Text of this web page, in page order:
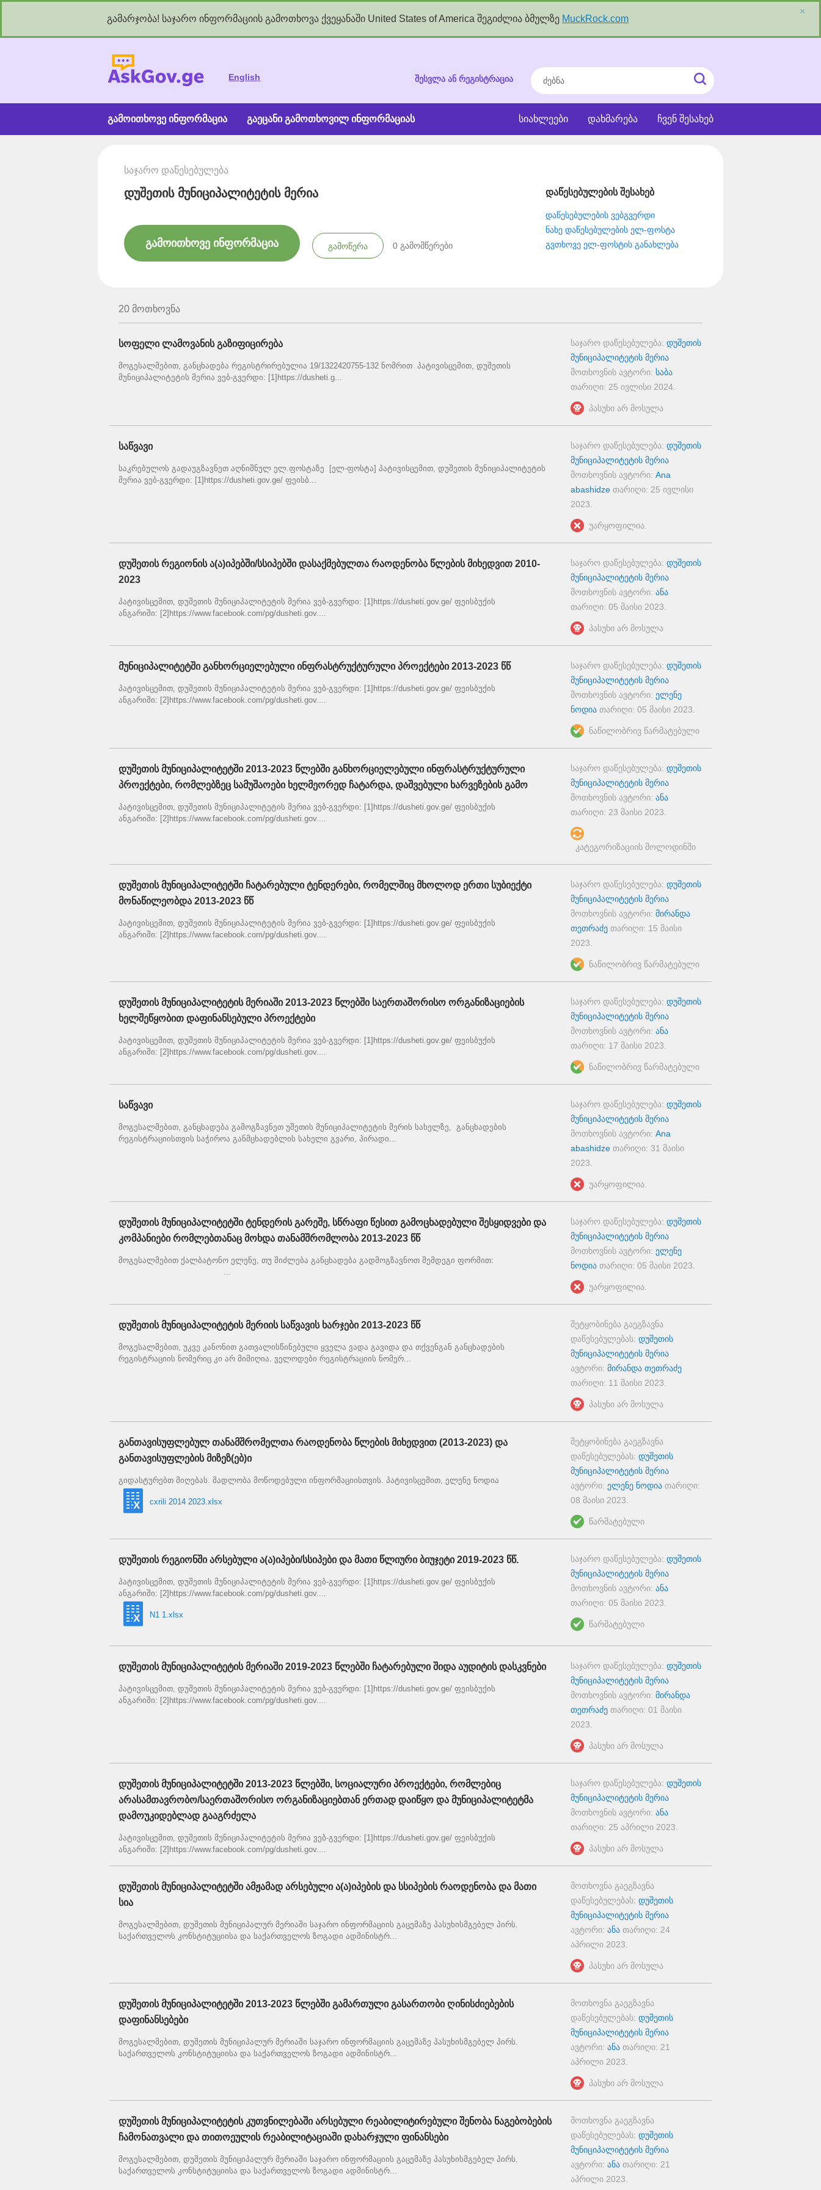
გამარჯობა! საჯარო ინფორმაციის გამოთხოვა ქვეყანაში United States of America შეგიძლია ბმულზე MuckRock.com
×
English ძებნა
ძიეების
ჩატვირთვა
შესვლა ან რეგისტრაცია
გამოითხოვე ინფორმაცია გაეცანი გამოთხოვილ ინფორმაციას ჩვენ შესახებ
დახმარება
სიახლეები
საჯარო დაწესებულება
დუშეთის მუნიციპალიტეტის მერია
გამოითხოვე ინფორმაცია გამოწერა 0 გამომწერები
დაწესებულების შესახებ
დაწესებულების ვებგვერდი
ნახე დაწესებულების ელ-ფოსტა
გვთხოვე ელ-ფოსტის განახლება
20 მოთხოვნა
სოფელი ლამოვანის გაზიფიცირება
მოგესალმებით, განცხადება რეგისტრირებულია 19/1322420755-132 ნომრით პატივისცემით, დუშეთის
მუნიციპალიტეტის მერია ვებ-გვერდი: [1]https://dusheti.g...
საჯარო დაწესებულება: დუშეთის
მუნიციპალიტეტის მერია
მოთხოვნის ავტორი: საბა
თარიღი: 25 ივლისი 2024.
პასუხი არ მოსულა
საწვავი
საკრებულოს გადაუგზავნეთ აღნიშნულ ელ.ფოსტაზე [ელ-ფოსტა] პატივისცემით, დუშეთის მუნიციპალიტეტის
მერია ვებ-გვერდი: [1]https://dusheti.gov.ge/ ფეისბ...
საჯარო დაწესებულება: დუშეთის
მუნიციპალიტეტის მერია
მოთხოვნის ავტორი: Ana
abashidzeთარიღი: 25 ივლისი
2023
უარყოფილია.
დუშეთის რეგიონის ა(ა)იპებში/სსიპებში დასაქმებულთა რაოდენობა წლების მიხედვით 2010-
2023
პატივისცემით, დუშეთის მუნიციპალიტეტის მერია ვებ-გვერდი: [1]https://dusheti.gov.ge/ ფეისბუქის
ანგარიში: [2]https://www.facebook.com/pg/dusheti.gov....
საჯარო დაწესებულება: დუშეთის
მუნიციპალიტეტის მერია
მოთხოვნის ავტორი: ანა
თარიღი: 05 მაისი 2023
პასუხი არ მოსულა
მუნიციპალიტეტში განხორციელებული ინფრასტრუქტურული პროექტები 2013-2023 წწ
პატივისცემით, დუშეთის მუნიციპალიტეტის მერია ვებ-გვერდი: [1]https://dusheti.gov.ge/ ფეისბუქის
ანგარიში: [2]https://www.facebook.com/pg/dusheti.gov....
საჯარო დაწესებულება: დუშეთის
მუნიციპალიტეტის მერია
მოთხოვნის ავტორი: ელენე
ნოდიათარიღი: 05 მაისი 2023
ნაწილობრივ წარმატებული
დუშეთის მუნიციპალიტეტში 2013-2023 წლებში განხორციელებული ინფრასტრუქტურული
პროექტები, რომლებზეც სამუშაოები ხელმეორედ ჩატარდა, დაშვებული ხარვეზების გამო
პატივისცემით, დუშეთის მუნიციპალიტეტის მერია ვებ-გვერდი: [1]https://dusheti.gov.ge/ ფეისბუქის
ანგარიში: [2]https://www.facebook.com/pg/dusheti.gov....
საჯარო დაწესებულება: დუშეთის
მუნიციპალიტეტის მერია
მოთხოვნის ავტორი: ანა
თარიღი: 23 მაისი 2023
კატეგორიზაციის მოლოდინში
დუშეთის მუნიციპალიტეტში ჩატარებული ტენდერები, რომელშიც მხოლოდ ერთი სუბიექტი
მონაწილეობდა 2013-2023 წწ
პატივისცემით, დუშეთის მუნიციპალიტეტის მერია ვებ-გვერდი: [1]https://dusheti.gov.ge/ ფეისბუქის
ანგარიში: [2]https://www.facebook.com/pg/dusheti.gov....
საჯარო დაწესებულება: დუშეთის
მუნიციპალიტეტის მერია
მოთხოვნის ავტორი: მირანდა
თეთრაძეთარიღი: 15 მაისი
2023
ნაწილობრივ წარმატებული
დუშეთის მუნიციპალიტეტის მერიაში 2013-2023 წლებში საერთაშორისო ორგანიზაციების
ხელშეწყობით დაფინანსებული პროექტები
პატივისცემით, დუშეთის მუნიციპალიტეტის მერია ვებ-გვერდი: [1]https://dusheti.gov.ge/ ფეისბუქის
ანგარიში: [2]https://www.facebook.com/pg/dusheti.gov....
საჯარო დაწესებულება: დუშეთის
მუნიციპალიტეტის მერია
მოთხოვნის ავტორი: ანა
თარიღი: 17 მაისი 2023
ნაწილობრივ წარმატებული
საწვავი
მოგესალმებით, განცხადება გამოგზავნეთ უშეთის მუნიციპალიტეტის მერის სახელზე, განცხადების
რეგისტრაციისთვის საჭიროა განმცხადებლის სახელი გვარი, პირადი...
საჯარო დაწესებულება: დუშეთის
მუნიციპალიტეტის მერია
მოთხოვნის ავტორი: Ana
abashidzeთარიღი: 31 მაისი
2023
უარყოფილია.
დუშეთის მუნიციპალიტეტში ტენდერის გარეშე, სწრაფი წესით გამოცხადებული შესყიდვები და
კომპანიები რომლებთანაც მოხდა თანამშრომლობა 2013-2023 წწ
მოგესალმებით ქალბატონო ელენე, თუ შიძლება განცხადება გადმოგზავნოთ შემდეგი ფორმით:
...
საჯარო დაწესებულება: დუშეთის
მუნიციპალიტეტის მერია
მოთხოვნის ავტორი: ელენე
ნოდიათარიღი: 05 მაისი 2023
უარყოფილია.
დუშეთის მუნიციპალიტეტის მერიის საწვავის ხარჯები 2013-2023 წწ
მოგესალმებით, უკვე კანონით გათვალისწინებული ყველა ვადა გავიდა და თქვენგან განცხადების
რეგისტრაციის ნომერიც კი არ მიმიღია. ველოდები რეგისტრაციის ნომერ...
შეტყობინება გაეგზავნა
დაწესებულებას: დუშეთის
მუნიციპალიტეტის მერია
ავტორი: მირანდა თეთრაძე
თარიღი: 11 მაისი 2023
პასუხი არ მოსულა
განთავისუფლებულ თანამშრომელთა რაოდენობა წლების მიხედვით (2013-2023) და
განთავისუფლების მიზეზ(ებ)ი
გიდასტურებთ მიღებას. მადლობა მოწოდებული ინფორმაციისთვის. პატივისცემით, ელენე ნოდია
cxrili 2014 2023.xlsx
შეტყობინება გაეგზავნა
დაწესებულებას: დუშეთის
მუნიციპალიტეტის მერია
ავტორი: ელენე ნოდიათარიღი:
08 მაისი 2023
წარმატებული
დუშეთის რეგიონში არსებული ა(ა)იპები/სსიპები და მათი წლიური ბიუჯეტი 2019-2023 წწ.
პატივისცემით, დუშეთის მუნიციპალიტეტის მერია ვებ-გვერდი: [1]https://dusheti.gov.ge/ ფეისბუქის
ანგარიში: [2]https://www.facebook.com/pg/dusheti.gov....
N1 1.xlsx
საჯარო დაწესებულება: დუშეთის
მუნიციპალიტეტის მერია
მოთხოვნის ავტორი: ანა
თარიღი: 05 მაისი 2023
წარმატებული
დუშეთის მუნიციპალიტეტის მერიაში 2019-2023 წლებში ჩატარებული შიდა აუდიტის დასკვნები
პატივისცემით, დუშეთის მუნიციპალიტეტის მერია ვებ-გვერდი: [1]https://dusheti.gov.ge/ ფეისბუქის
ანგარიში: [2]https://www.facebook.com/pg/dusheti.gov....
საჯარო დაწესებულება: დუშეთის
მუნიციპალიტეტის მერია
მოთხოვნის ავტორი: მირანდა
თეთრაძეთარიღი: 01 მაისი
2023
პასუხი არ მოსულა
დუშეთის მუნიციპალიტეტში 2013-2023 წლებში, სოციალური პროექტები, რომლებიც
არასამთავრობო/საერთაშორისო ორგანიზაციებთან ერთად დაიწყო და მუნიციპალიტეტმა
დამოუკიდებლად გააგრძელა
პატივისცემით, დუშეთის მუნიციპალიტეტის მერია ვებ-გვერდი: [1]https://dusheti.gov.ge/ ფეისბუქის
ანგარიში: [2]https://www.facebook.com/pg/dusheti.gov....
საჯარო დაწესებულება: დუშეთის
მუნიციპალიტეტის მერია
მოთხოვნის ავტორი: ანა
თარიღი: 25 აპრილი 2023
პასუხი არ მოსულა
დუშეთის მუნიციპალიტეტში ამჟამად არსებული ა(ა)იპების და სსიპების რაოდენობა და მათი
სია
მოგესალმებით, დუშეთის მუნიციპალურ მერიაში საჯარო ინფორმაციის გაცემაზე პასუხისმგებელ პირს.
საქართველოს კონსტიტუციისა და საქართველოს ზოგადი ადმინისტრ...
მოთხოვნა გაეგზავნა
დაწესებულებას: დუშეთის
მუნიციპალიტეტის მერია
ავტორი: ანათარიღი: 24
აპრილი 2023
პასუხი არ მოსულა
დუშეთის მუნიციპალიტეტში 2013-2023 წლებში გამართული გასართობი ღინისძიებების
დაფინანსებები
მოგესალმებით, დუშეთის მუნიციპალურ მერიაში საჯარო ინფორმაციის გაცემაზე პასუხისმგებელ პირს.
საქართველოს კონსტიტუციისა და საქართველოს ზოგადი ადმინისტრ...
მოთხოვნა გაეგზავნა
დაწესებულებას: დუშეთის
მუნიციპალიტეტის მერია
ავტორი: ანათარიღი: 21
აპრილი 2023
პასუხი არ მოსულა
დუშეთის მუნიციპალიტეტის კუთვნილებაში არსებული რეაბილიტირებული შენობა ნაგებობების
ჩამონათვალი და თითოეულის რეაბილიტაციაში დახარჯული ფინანსები
მოგესალმებით, დუშეთის მუნიციპალურ მერიაში საჯარო ინფორმაციის გაცემაზე პასუხისმგებელ პირს.
საქართველოს კონსტიტუციისა და საქართველოს ზოგადი ადმინისტრ...
მოთხოვნა გაეგზავნა
დაწესებულებას: დუშეთის
მუნიციპალიტეტის მერია
ავტორი: ანათარიღი: 21
აპრილი 2023